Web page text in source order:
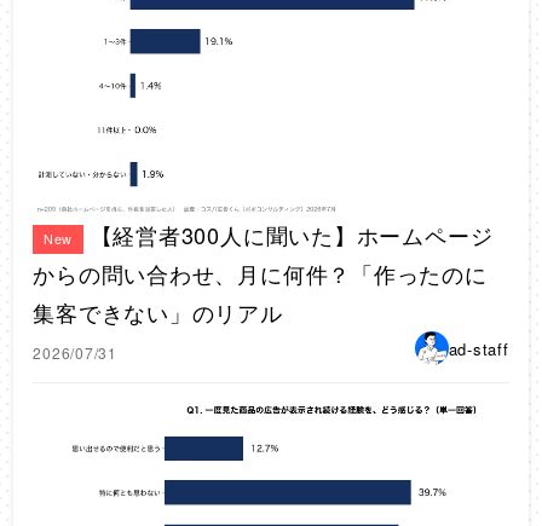
New
【経営者300人に聞いた】ホームページ
からの問い合わせ、月に何件？「作ったのに
集客できない」のリアル
2026/07/31 ad-staff